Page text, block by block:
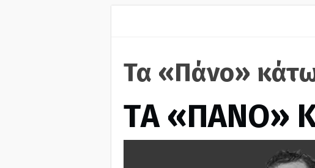
Τα «Πάνο»
ΤA «ΠΑΝΟ»